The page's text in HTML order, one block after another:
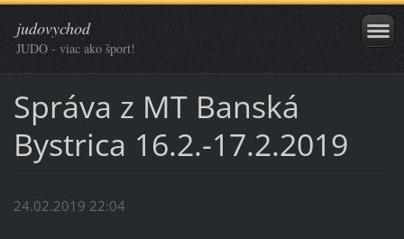
judovychod
JUDO - viac ako šport!
Správa z MT Banská
Bystrica 16.2.-17.2.2019
24.02.2019 22:04